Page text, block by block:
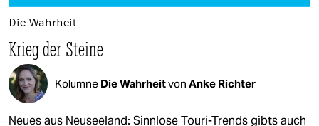
Die Wahrheit
Krieg der Steine
Kolumne Die Wahrheitvon Anke Richter
Neues aus Neuseeland: Sinnlose Touri-Trends gibts auch